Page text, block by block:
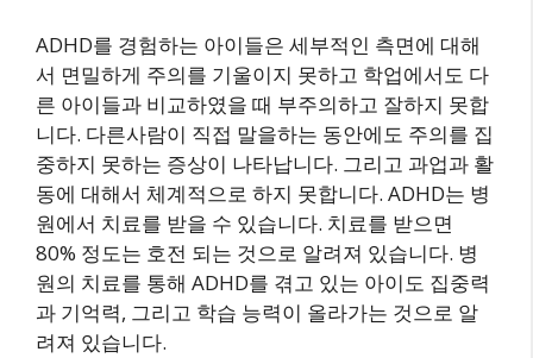
ADHD를 경험하는 아이들은 세부적인 측면에 대해
서 면밀하게 주의를 기울이지 못하고 학업에서도 다
른 아이들과 비교하였을 때 부주의하고 잘하지 못합
니다. 다른사람이 직접 말을하는 동안에도 주의를 집
중하지 못하는 증상이 나타납니다. 그리고 과업과 활
동에 대해서 체계적으로 하지 못합니다. ADHD는 병
원에서 치료를 받을 수 있습니다. 치료를 받으면
80% 정도는 호전 되는 것으로 알려져 있습니다. 병
원의 치료를 통해 ADHD를 겪고 있는 아이도 집중력
과 기억력, 그리고 학습 능력이 올라가는 것으로 알
려져 있습니다.